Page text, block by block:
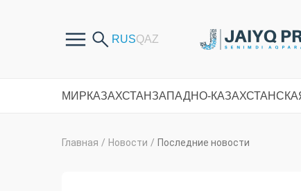
МИРКАЗАХСТАНЗАПАДНО-
Главная / Новости / Последние новости